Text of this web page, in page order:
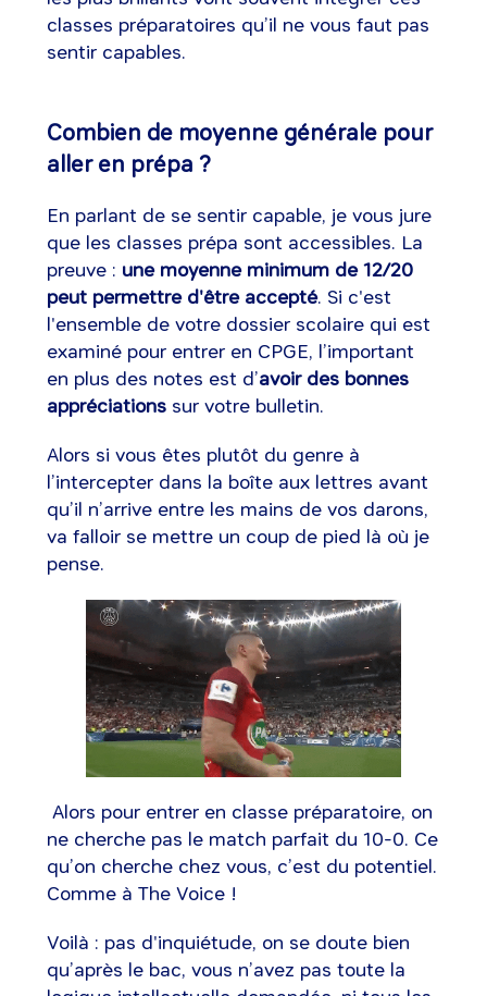
classes préparatoires qu’il ne vous faut pas
sentir capables.
Combien de moyenne générale pour
aller en prépa ?
En parlant de se sentir capable, je vous jure
que les classes prépa sont accessibles. La
preuve : une moyenne minimum de 12/20
peut permettre d'être accepté. Si c'est
l'ensemble de votre dossier scolaire qui est
examiné pour entrer en CPGE, l’important
en plus des notes est d’avoir des bonnes
appréciationssur votre bulletin.
Alors si vous êtes plutôt du genre à
l’intercepter dans la boîte aux lettres avant
qu’il n’arrive entre les mains de vos darons,
va falloir se mettre un coup de pied là où je
pense.
Alors pour entrer en classe préparatoire, on
ne cherche pas le match parfait du 10-0. Ce
qu’on cherche chez vous, c’est du potentiel.
Comme à The Voice !
Voilà : pas d'inquiétude, on se doute bien
qu’après le bac, vous n’avez pas toute la